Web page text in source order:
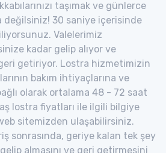
taşımak ve günlerce
değilsiniz! 30 saniye içerisinde
Valelerimiz
kadar gelip alıyor ve
getiriyor. Lostra hizmetimizin
bakım ihtiyaçlarına ve
olarak ortalama 48 - 72 saat
lostra fiyatları ile ilgili bilgiye
sitemizden ulaşabilirsiniz.
sonrasında, geriye kalan tek şey
almasını ve geri getirmesini